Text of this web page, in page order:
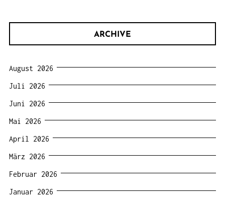
ARCHIVE
August 2026
Juli 2026
Juni 2026
Mai 2026
April 2026
März 2026
Februar 2026
Januar 2026